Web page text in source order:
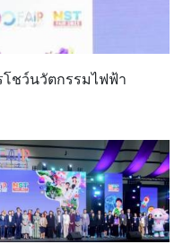
โชว์นวัตกรรมไฟฟ้า